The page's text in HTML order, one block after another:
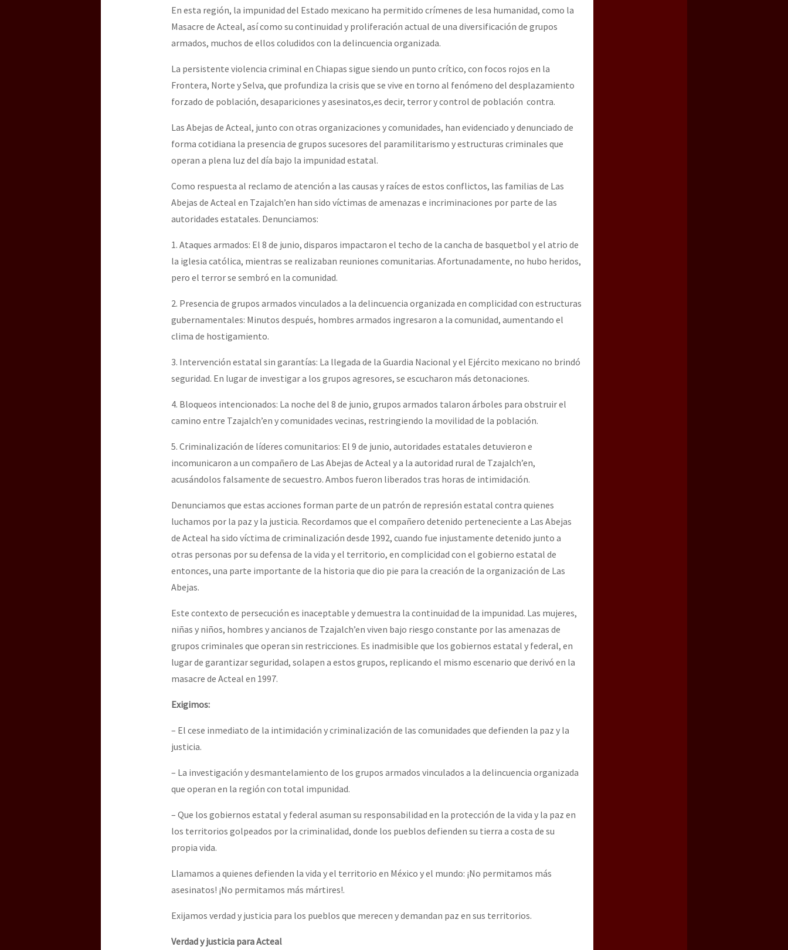
[25 abr – CDMX] Tokín por el CNI: 30 años de Resistencia y Rebeldía
En esta región, la impunidad del Estado mexicano ha permitido crímenes de lesa humanidad, como la
Masacre de Acteal, así como su continuidad y proliferación actual de una diversificación de grupos
armados, muchos de ellos coludidos con la delincuencia organizada.
La persistente violencia criminal en Chiapas sigue siendo un punto crítico, con focos rojos en la
Frontera, Norte y Selva, que profundiza la crisis que se vive en torno al fenómeno del desplazamiento
forzado de población, desapariciones y asesinatos,es decir, terror y control de población contra.
Las Abejas de Acteal, junto con otras organizaciones y comunidades, han evidenciado y denunciado de
forma cotidiana la presencia de grupos sucesores del paramilitarismo y estructuras criminales que
operan a plena luz del día bajo la impunidad estatal.
Como respuesta al reclamo de atención a las causas y raíces de estos conflictos, las familias de Las
Abejas de Acteal en Tzajalch’en han sido víctimas de amenazas e incriminaciones por parte de las
autoridades estatales. Denunciamos:
1. Ataques armados: El 8 de junio, disparos impactaron el techo de la cancha de basquetbol y el atrio de
la iglesia católica, mientras se realizaban reuniones comunitarias. Afortunadamente, no hubo heridos,
pero el terror se sembró en la comunidad.
2. Presencia de grupos armados vinculados a la delincuencia organizada en complicidad con estructuras
gubernamentales: Minutos después, hombres armados ingresaron a la comunidad, aumentando el
clima de hostigamiento.
3. Intervención estatal sin garantías: La llegada de la Guardia Nacional y el Ejército mexicano no brindó
seguridad. En lugar de investigar a los grupos agresores, se escucharon más detonaciones.
4. Bloqueos intencionados: La noche del 8 de junio, grupos armados talaron árboles para obstruir el
camino entre Tzajalch’en y comunidades vecinas, restringiendo la movilidad de la población.
5. Criminalización de líderes comunitarios: El 9 de junio, autoridades estatales detuvieron e
incomunicaron a un compañero de Las Abejas de Acteal y a la autoridad rural de Tzajalch’en,
acusándolos falsamente de secuestro. Ambos fueron liberados tras horas de intimidación.
Denunciamos que estas acciones forman parte de un patrón de represión estatal contra quienes
luchamos por la paz y la justicia. Recordamos que el compañero detenido perteneciente a Las Abejas
de Acteal ha sido víctima de criminalización desde 1992, cuando fue injustamente detenido junto a
otras personas por su defensa de la vida y el territorio, en complicidad con el gobierno estatal de
entonces, una parte importante de la historia que dio pie para la creación de la organización de Las
Abejas.
Este contexto de persecución es inaceptable y demuestra la continuidad de la impunidad. Las mujeres,
niñas y niños, hombres y ancianos de Tzajalch’en viven bajo riesgo constante por las amenazas de
grupos criminales que operan sin restricciones. Es inadmisible que los gobiernos estatal y federal, en
lugar de garantizar seguridad, solapen a estos grupos, replicando el mismo escenario que derivó en la
masacre de Acteal en 1997.
Exigimos:
– El cese inmediato de la intimidación y criminalización de las comunidades que defienden la paz y la
justicia.
– La investigación y desmantelamiento de los grupos armados vinculados a la delincuencia organizada
que operan en la región con total impunidad.
– Que los gobiernos estatal y federal asuman su responsabilidad en la protección de la vida y la paz en
los territorios golpeados por la criminalidad, donde los pueblos defienden su tierra a costa de su
propia vida.
Llamamos a quienes defienden la vida y el territorio en México y el mundo: ¡No permitamos más
asesinatos! ¡No permitamos más mártires!.
Exijamos verdad y justicia para los pueblos que merecen y demandan paz en sus territorios.
Verdad y justicia para Acteal